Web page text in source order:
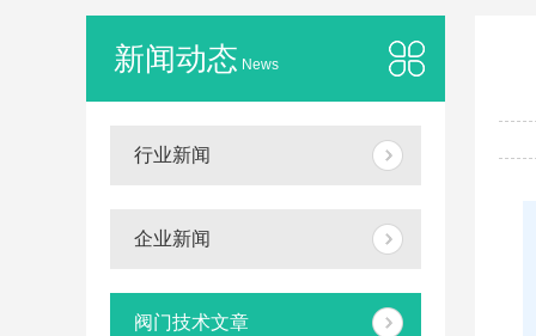
新闻动态 News
行业新闻
企业新闻
阀门技术文章